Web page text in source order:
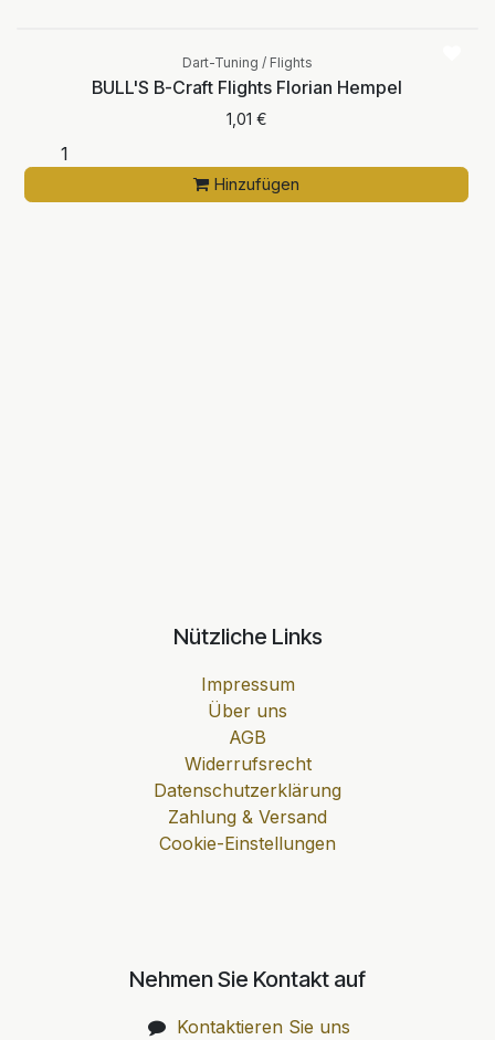
Dart-Tuning / Flights
BULL'S B-Craft Flights Florian Hempel
1,01 €
Hinzufügen
Nützliche Links
Impressum
Über uns
AGB
Widerrufsrecht
Datenschutzerklärung
Zahlung & Versand
Cookie-Einstellungen
Nehmen Sie Kontakt auf
Kontaktieren Sie uns